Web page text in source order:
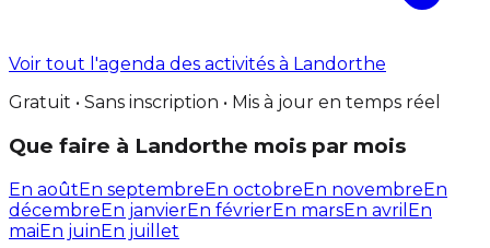
Voir tout l'agenda des activités à Landorthe
Gratuit • Sans inscription • Mis à jour en temps réel
Que faire à Landorthe mois par mois
En aoûtEn septembreEn octobreEn novembreEn
décembreEn janvierEn févrierEn marsEn avril En
maiEn juinEn juillet